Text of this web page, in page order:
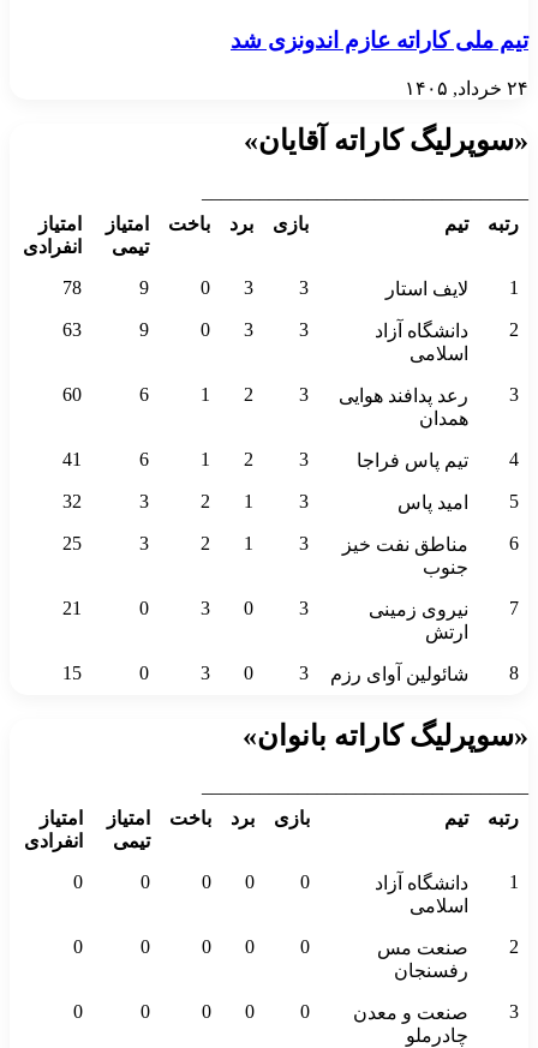
تیم ملی کاراته عازم اندونزی شد
۲۴ خرداد, ۱۴۰۵
«سوپرلیگ کاراته آقایان»
رتبه
تیم بازی برد باخت
امتیاز
تیمی
امتیاز
انفرادی
1
لایف استار 3
3
0
9
78
2
دانشگاه آزاد
اسلامی
3
3
0
9
63
3
رعد پدافند هوایی
همدان
3
2
1
6
60
4 تیم پاس فراجا 3
2
1
6
41
5 امید پاس 3
1
2
3
32
6
مناطق نفت خیز
جنوب
3
1
2
3
25
7
نیروی زمینی
ارتش
3
0
3
0
21
8 شائولین آوای رزم 3
0
3
0
15
«سوپرلیگ کاراته بانوان»
رتبه
تیم بازی برد باخت
امتیاز
تیمی
امتیاز
انفرادی
1
دانشگاه آزاد
اسلامی
0
0
0
0
0
2
صنعت مس
رفسنجان
0
0
0
0
0
3
صنعت و معدن
چادرملو
0
0
0
0
0